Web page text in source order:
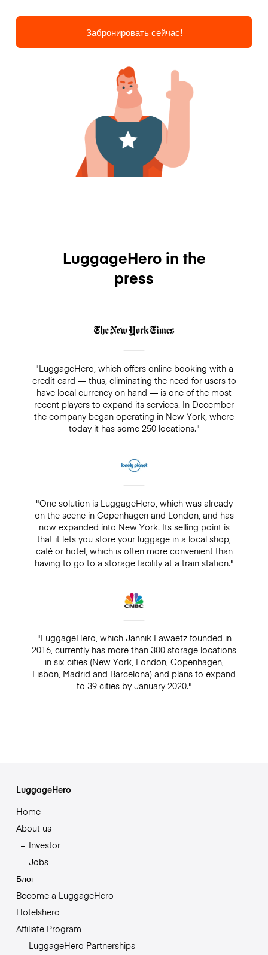
Забронировать сейчас!
LuggageHero in the
press
"LuggageHero, which offers online booking with a
credit card — thus, eliminating the need for users to
have local currency on hand — is one of the most
recent players to expand its services. In December
the company began operating in New York, where
today it has some 250 locations."
"One solution is LuggageHero, which was already
on the scene in Copenhagen and London, and has
now expanded into New York. Its selling point is
that it lets you store your luggage in a local shop,
café or hotel, which is often more convenient than
having to go to a storage facility at a train station."
"LuggageHero, which Jannik Lawaetz founded in
2016, currently has more than 300 storage locations
in six cities (New York, London, Copenhagen,
Lisbon, Madrid and Barcelona) and plans to expand
to 39 cities by January 2020."
LuggageHero
Home
About us
Investor
Jobs
Блог
Become a LuggageHero
Hotelshero
Affiliate Program
LuggageHero Partnerships